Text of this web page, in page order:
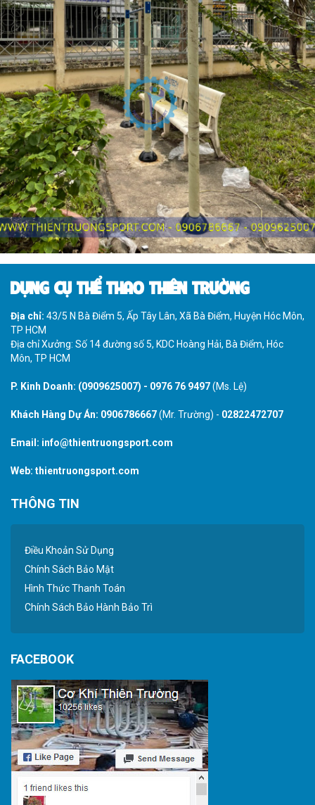
DỤNG CỤ THỂ THAO THIÊN TRƯỜNG
Địa chỉ: 43/5 N Bà Điểm 5, Ấp Tây Lân, Xã Bà Điểm, Huyện Hóc Môn,
TP HCM
Địa chỉ Xưởng: Số 14 đường số 5, KDC Hoàng Hải, Bà Điểm, Hóc
Môn, TP HCM
P. Kinh Doanh: (0909625007) - 0976 76 9497(Ms. Lệ)
Khách Hàng Dự Án: 0906786667(Mr. Trường) - 02822472707
Email: info@thientruongsport.com
Web: thientruongsport.com
THÔNG TIN
Điều Khoản Sử Dụng
Chính Sách Bảo Mật
Hình Thức Thanh Toán
Chính Sách Bảo Hành Bảo Trì
FACEBOOK